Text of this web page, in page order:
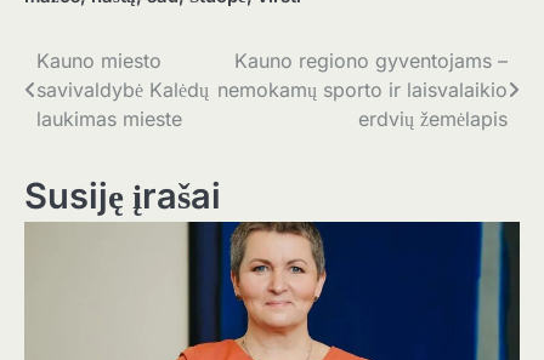
Navigacija
tarp
Kauno miesto
savivaldybė Kalėdų
laukimas mieste
Kauno regiono gyventojams –
nemokamų sporto ir laisvalaikio
erdvių žemėlapis
Susiję įrašai